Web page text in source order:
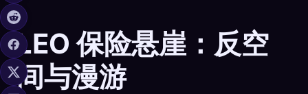
LEO 保险悬崖：反空
间与漫游